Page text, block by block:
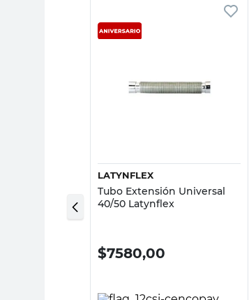
LATYNFLEX
Tubo Extensión Universal
40/50 Latynflex
$7580,00